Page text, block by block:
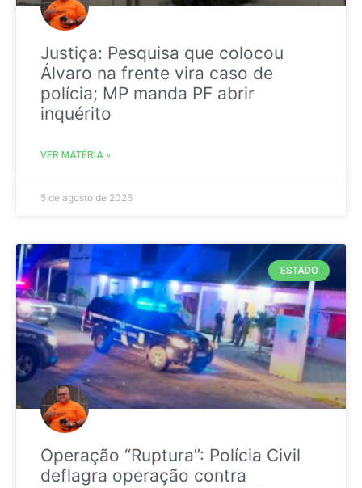
Justiça: Pesquisa que colocou
Álvaro na frente vira caso de
polícia; MP manda PF abrir
inquérito
VER MATÉRIA »
5 de agosto de 2026
ESTADO
Operação “Ruptura”: Polícia Civil
deflagra operação contra